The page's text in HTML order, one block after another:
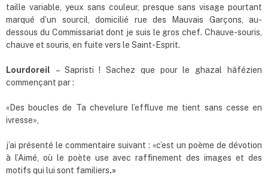
taille variable, yeux sans couleur, presque sans visage pourtant
marqué d’un sourcil, domicilié rue des Mauvais Garçons, au-
dessous du Commissariat dont je suis le gros chef. Chauve-souris,
chauve et souris, en fuite vers le Saint-Esprit.
Lourdoreil – Sapristi ! Sachez que pour le ghazal hâfézien
commençant par :
«Des boucles de Ta chevelure l’effluve me tient sans cesse en
ivresse»,
j’ai présenté le commentaire suivant : «c’est un poème de dévotion
à l’Aimé, où le poète use avec raffinement des images et des
motifs qui lui sont familiers.»